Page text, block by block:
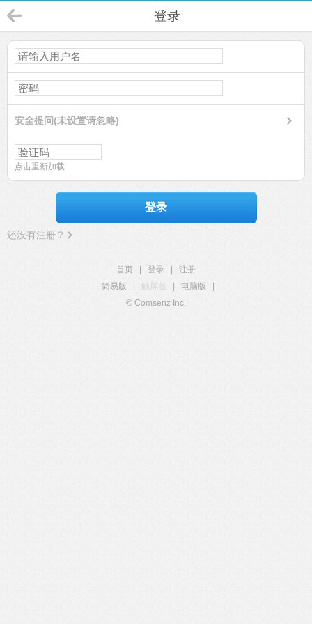
登录
安全提问(未设置请忽略)
点击重新加载
登录
还没有注册？
首页 登录
注册
简易版
触屏版 电脑版
© Comsenz Inc.